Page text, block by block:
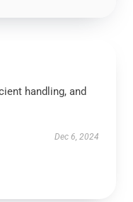
handling, and
Dec 6, 2024